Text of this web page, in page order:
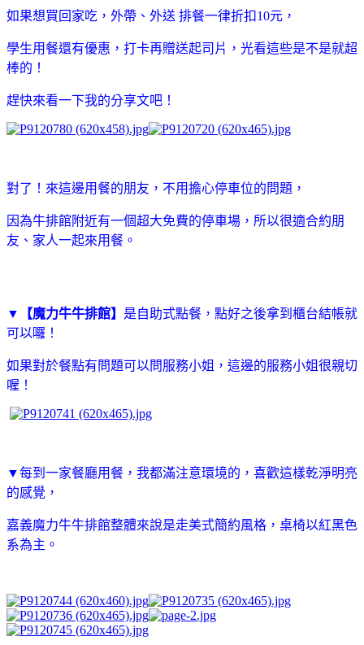
如果想買回家吃，外帶、外送 排餐一律折扣10元，
學生用餐還有優惠，打卡再贈送起司片，光看這些是不是就超
棒的！
趕快來看一下我的分享文吧！
對了！來這邊用餐的朋友，不用擔心停車位的問題，
因為牛排館附近有一個超大免費的停車場，所以很適合約朋
友、家人一起來用餐。
▼ 【魔力牛牛排館】 是自助式點餐，點好之後拿到櫃台結帳就
可以囉！
如果對於餐點有問題可以問服務小姐，這邊的服務小姐很親切
喔！
▼每到一家餐廳用餐，我都滿注意環境的，喜歡這樣乾淨明亮
的感覺，
嘉義魔力牛牛排館整體來說是走美式簡約風格，桌椅以紅黑色
系為主。